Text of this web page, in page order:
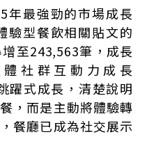
年最強勁的市場成長
驗型餐飲相關貼文的
至243,563筆，成長
社群互動力成長
躍式成長，清楚說明
，而是主動將體驗轉
餐廳已成為社交展示